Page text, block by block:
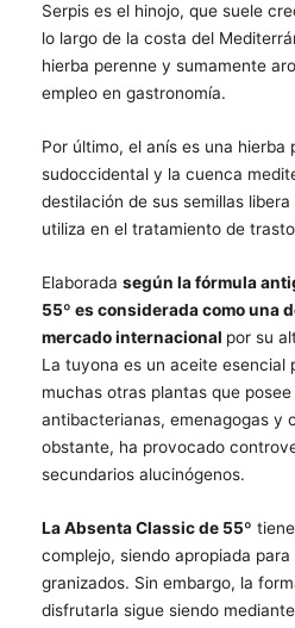
Serpis es el hinojo, que suele
lo largo de la costa del
hierba perenne y sumamente
empleo en gastronomía.
Por último, el anís es una hierba
sudoccidental y la cuenca
destilación de sus semillas
utiliza en el tratamiento de
Elaborada según la fórmula
55º es considerada como una
mercado internacional por su
La tuyona es un aceite esencial
muchas otras plantas que
antibacterianas, emenagogas y
obstante, ha provocado
secundarios alucinógenos.
La Absenta Classic de 55º
complejo, siendo apropiada
granizados. Sin embargo, la
disfrutarla sigue siendo